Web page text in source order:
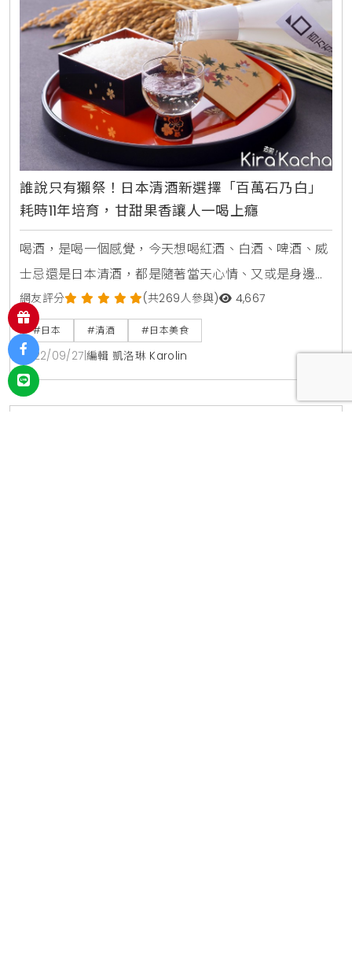
誰說只有獺祭！日本清酒新選擇「百萬石乃白」
耗時11年培育，甘甜果香讓人一喝上癮
喝酒，是喝一個感覺，今天想喝紅酒、白酒、啤酒、威
士忌還是日本清酒，都是隨著當天心情、又或是身邊的
他和她而改變。而淡雅不嗆口的日本清酒，除了有最知
名的獺祭之外，這次多了一個全新的「百萬石乃白」嚐
鮮，耗時11年培育而成的新品種酒米，釀出雜味更少、
味道更醇、果香味更香的清酒，讓愛酒人士跪求代購。
擁有釀製美味清酒的兩大關鍵元素―水源及酒米的石川
網友評分 (共269人參與) 4,667
#日本 #清酒 #日本美食
2022/09/27 編輯 凱洛琳 Karolin